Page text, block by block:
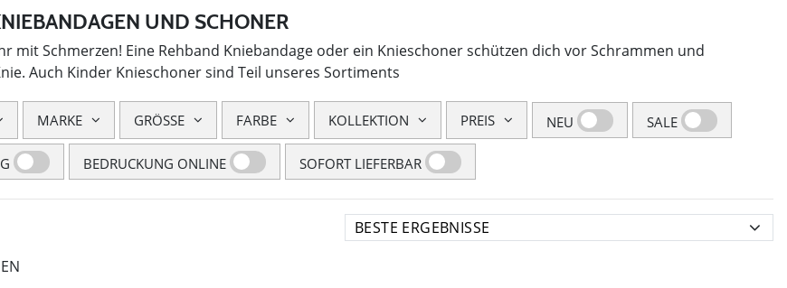
UND SCHONER
mit Schmerzen! Eine Rehband Kniebandage oder ein Knieschoner schützen dich vor Schrammen und
Auch Kinder Knieschoner sind Teil unseres Sortiments
MARKE GRÖSSE FARBE KOLLEKTION PREIS NEU SALE
BEDRUCKUNG ONLINE SOFORT LIEFERBAR